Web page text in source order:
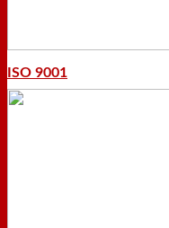
ISO 9001